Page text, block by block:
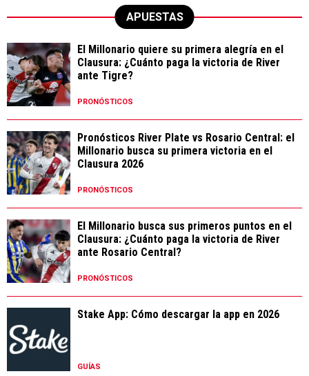
APUESTAS
El Millonario quiere su primera alegría en el
Clausura: ¿Cuánto paga la victoria de River
ante Tigre?
PRONÓSTICOS
Pronósticos River Plate vs Rosario Central: el
Millonario busca su primera victoria en el
Clausura 2026
PRONÓSTICOS
El Millonario busca sus primeros puntos en el
Clausura: ¿Cuánto paga la victoria de River
ante Rosario Central?
PRONÓSTICOS
Stake App: Cómo descargar la app en 2026
GUÍAS